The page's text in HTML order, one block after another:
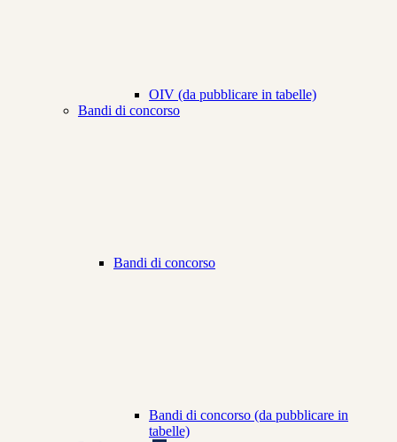
OIV (da pubblicare in tabelle)
Bandi di concorso
Bandi di concorso
Bandi di concorso (da pubblicare in
tabelle)